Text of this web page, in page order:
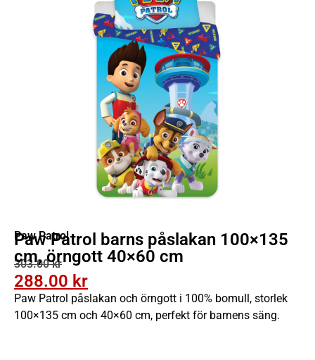
Paw Patrol
Paw Patrol barns påslakan 100×135
cm, örngott 40×60 cm
303.00kr
288.00 kr
Paw Patrol påslakan och örngott i 100% bomull, storlek
100×135 cm och 40×60 cm, perfekt för barnens säng.